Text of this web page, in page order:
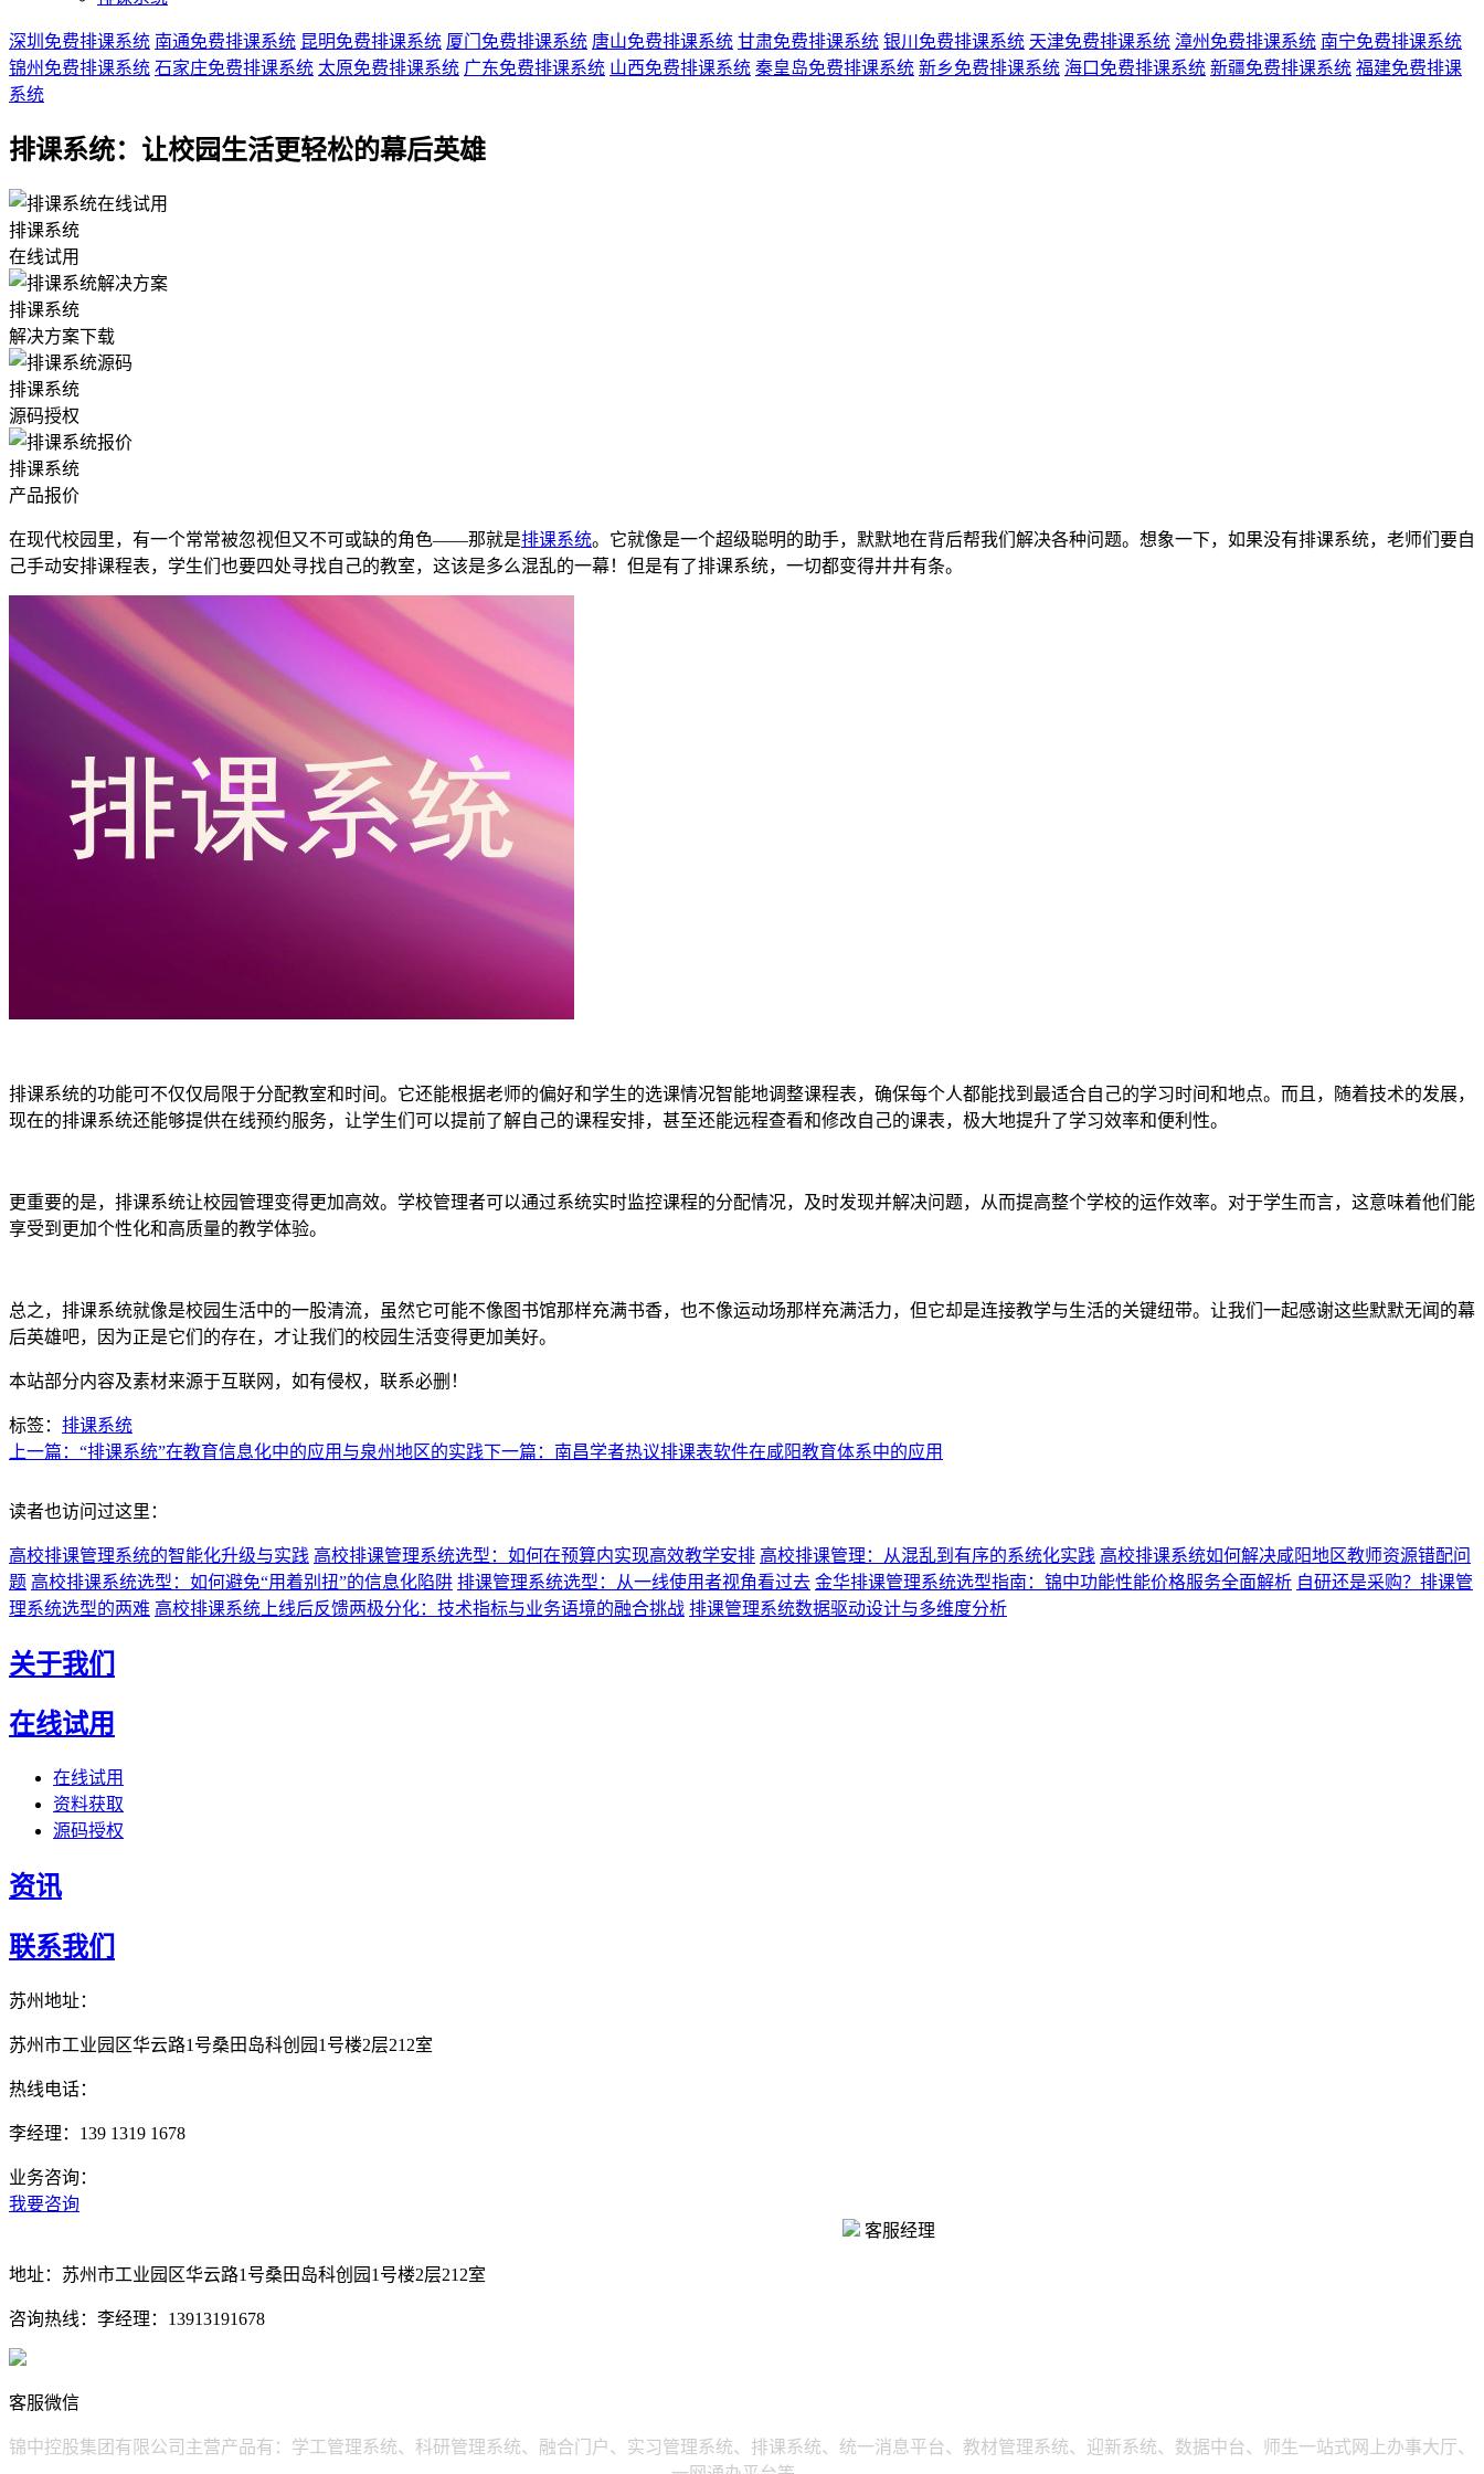
深圳免费排课系统 南通免费排课系统 昆明免费排课系统 厦门免费排课系统 唐山免费排课系统 甘肃免费排课系统 银川免费排课系统 天津免费排课系统 漳州免费排课系统 南宁免费排课系统
锦州免费排课系统 石家庄免费排课系统 太原免费排课系统 广东免费排课系统 山西免费排课系统 秦皇岛免费排课系统 新乡免费排课系统 海口免费排课系统 新疆免费排课系统 福建免费排课
系统
排课系统：让校园生活更轻松的幕后英雄
排课系统
在线试用
排课系统
解决方案下载
排课系统
源码授权
排课系统
产品报价
在现代校园里，有一个常常被忽视但又不可或缺的角色——那就是排课系统。它就像是一个超级聪明的助手，默默地在背后帮我们解决各种问题。想象一下，如果没有排课系统，老师们要自
己手动安排课程表，学生们也要四处寻找自己的教室，这该是多么混乱的一幕！但是有了排课系统，一切都变得井井有条。
排课系统的功能可不仅仅局限于分配教室和时间。它还能根据老师的偏好和学生的选课情况智能地调整课程表，确保每个人都能找到最适合自己的学习时间和地点。而且，随着技术的发展，
现在的排课系统还能够提供在线预约服务，让学生们可以提前了解自己的课程安排，甚至还能远程查看和修改自己的课表，极大地提升了学习效率和便利性。
更重要的是，排课系统让校园管理变得更加高效。学校管理者可以通过系统实时监控课程的分配情况，及时发现并解决问题，从而提高整个学校的运作效率。对于学生而言，这意味着他们能
享受到更加个性化和高质量的教学体验。
总之，排课系统就像是校园生活中的一股清流，虽然它可能不像图书馆那样充满书香，也不像运动场那样充满活力，但它却是连接教学与生活的关键纽带。让我们一起感谢这些默默无闻的幕
后英雄吧，因为正是它们的存在，才让我们的校园生活变得更加美好。
本站部分内容及素材来源于互联网，如有侵权，联系必删！
标签： 排课系统
上一篇：“排课系统”在教育信息化中的应用与泉州地区的实践下一篇：南昌学者热议排课表软件在咸阳教育体系中的应用
读者也访问过这里：
高校排课管理系统的智能化升级与实践 高校排课管理系统选型：如何在预算内实现高效教学安排 高校排课管理：从混乱到有序的系统化实践 高校排课系统如何解决咸阳地区教师资源错配问
题 高校排课系统选型：如何避免“用着别扭”的信息化陷阱 排课管理系统选型：从一线使用者视角看过去 金华排课管理系统选型指南：锦中功能性能价格服务全面解析 自研还是采购？排课管
理系统选型的两难 高校排课系统上线后反馈两极分化：技术指标与业务语境的融合挑战 排课管理系统数据驱动设计与多维度分析
关于我们
在线试用
在线试用
资料获取
源码授权
资讯
联系我们
苏州地址：
苏州市工业园区华云路1号桑田岛科创园1号楼2层212室
热线电话：
李经理：139 1319 1678
业务咨询：
我要咨询
客服经理
地址： 苏州市工业园区华云路1号桑田岛科创园1号楼2层212室
咨询热线： 李经理：13913191678
客服微信
锦中控股集团有限公司主营产品有：学工管理系统、科研管理系统、融合门户、实习管理系统、排课系统、统一消息平台、教材管理系统、迎新系统、数据中台、师生一站式网上办事大厅、